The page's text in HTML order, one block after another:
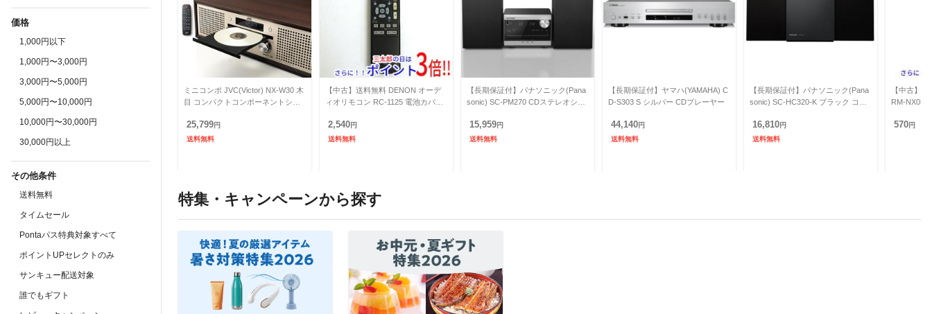
価格
1,000円以下
1,000円〜3,000円
3,000円〜5,000円
5,000円〜10,000円
10,000円〜30,000円
30,000円以上
その他条件
送料無料
タイムセール
Pontaパス特典対象すべて
ポイントUPセレクトのみ
サンキュー配送対象
誰でもギフト
ミニコンポ JVC(Victor) NX-W30 木
目 コンパクトコンポーネントシス
ディオ
25,799円
送料無料
【中古】送料無料 DENON オーデ
ィオリモコン RC-1125 電池カバー
2,540円
送料無料
【長期保証付】パナソニック(Pana
sonic) SC-PM270 CDステレオシス
15,959円
送料無料
【長期保証付】ヤマハ(YAMAHA) C
D-S303 S シルバー CDプレーヤー
44,140円
送料無料
【長期保証付】パナソニック(Pana
sonic) SC-HC320-K ブラック コン
16,810円
送料無料
【中古】
RM-NX05A
570円
特集・キャンペーンから探す